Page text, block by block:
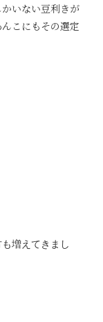
いない豆利きが
こにもその選定
増えてきまし